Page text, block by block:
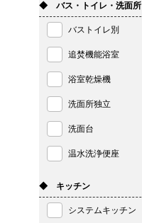
◆ バス・トイレ・洗面所
バストイレ別
追焚機能浴室
浴室乾燥機
洗面所独立
洗面台
温水洗浄便座
◆ キッチン
システムキッチン